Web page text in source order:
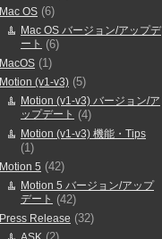
Mac OS (6)
Mac OS バージョン/アップデ
ート (6)
MacOS (1)
Motion (v1-v3) (5)
Motion (v1-v3) バージョン/ア
ップデート (4)
Motion (v1-v3) 機能・Tips
(1)
Motion 5 (42)
Motion 5 バージョン/アップ
デート (42)
Press Release (32)